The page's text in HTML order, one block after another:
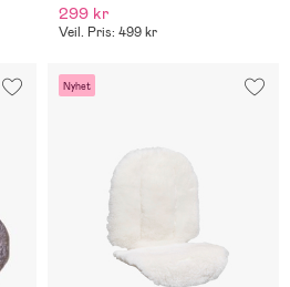
299 kr
Veil. Pris: 499 kr
Nyhet